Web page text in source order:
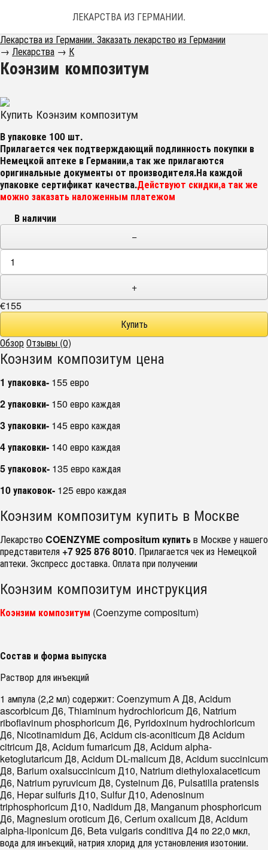
ЛЕКАРСТВА ИЗ ГЕРМАНИИ. ЗАКАЗАТЬ
Лекарства из Германии. Заказать лекарство из Германии
→ Лекарства → К
Коэнзим композитум
Купить Коэнзим композитум
В упаковке 100 шт.
Прилагается чек подтверждающий подлинность покупки в
Немецкой аптеке в Германии,а так же прилагаются
оригинальные документы от производителя.На каждой
упаковке сертификат качества.Действуют скидки,а так же
можно заказать наложенным платежом
В наличии
−
+
€155
ОбзорОтзывы (0)
Коэнзим композитум цена
1 упаковка- 155 евро
2 упаковки- 150 евро каждая
3 упаковки- 145 евро каждая
4 упаковки- 140 евро каждая
5 упаковок- 135 евро каждая
10 упаковок- 125 евро каждая
Коэнзим композитум купить в Москве
ЛекарствоCOENZYME compositum купитьв Москве у нашего
представителя +7 925 876 8010. Прилагается чек из Немецкой
аптеки. Экспресс доставка. Оплата при получении
Коэнзим композитум инструкция
Коэнзим композитум (Coenzyme compositum)
Состав и форма выпуска
Раствор для инъекций
1 ампула (2,2 мл) содержит: Coenzymum A Д8, Acidum
ascorbicum Д6, Thiaminum hydrochloricum Д6, Natrium
riboflavinum phosphoricum Д6, Pyridoxinum hydrochloricum
Д6, Nicotinamidum Д6, Acidum cis-aconiticum Д8 Acidum
citricum Д8, Acidum fumaricum Д8, Acidum alpha-
ketoglutaricum Д8, Acidum DL-malicum Д8, Acidum succinicum
Д8, Barium oxalsuccinicum Д10, Natrium diethyloxalaceticum
Д6, Natrium pyruvicum Д8, Сysteinum Д6, Pulsatilla pratensis
Д6, Hepar sulfuris Д10, Sulfur Д10, Adenosinum
triphosphoricum Д10, Nadidum Д8, Manganum phosphoricum
Д6, Magnesium oroticum Д6, Cerium oxalicum Д8, Acidum
alpha-liponicum Д6, Beta vulgaris conditiva Д4 по 22,0 мкл,
вода для инъекций, натрия хлорид для установления изотонии.